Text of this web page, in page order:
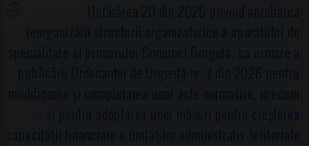
Hotărârea 20 din 2026 privind aprobarea
reorganizării structurii organizatorice a aparatului de
specialitate al primarului Comunei Gorgota, ca urmare a
publicării Ordonanţei de Urgență nr. 7 din 2026 pentru
modificarea şi completarea unor acte normative, precum
şi pentru adoptarea unor măsuri pentru creşterea
capacităţii financiare a unităţilor administrativ-teritoriale